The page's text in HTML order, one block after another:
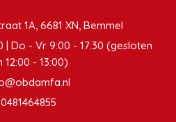
1A, 6681 XN, Bemmel
| Do - Vr 9:00 - 17:30 (gesloten
12:00 - 13:00)
0481464855